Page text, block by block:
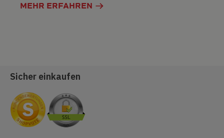
MEHR ERFAHREN
Sicher einkaufen